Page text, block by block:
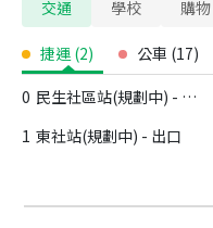
交通 學校 購物
捷運 (2) 公車 (17)
0 民生社區站(規劃中) - 出口
1 東社站(規劃中) - 出口